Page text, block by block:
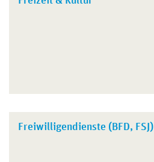
Freiwilligendienste (BFD, FSJ)